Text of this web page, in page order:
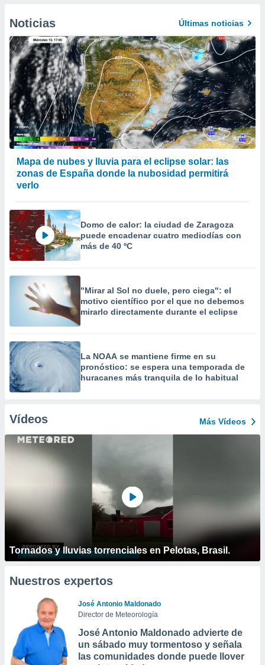
Noticias Últimas noticias
Mapa de nubes y lluvia para el eclipse solar: las
zonas de España donde la nubosidad permitirá
verlo
Domo de calor: la ciudad de Zaragoza
puede encadenar cuatro mediodías con
más de 40 ºC
"Mirar al Sol no duele, pero ciega": el
motivo científico por el que no debemos
mirarlo directamente durante el eclipse
La NOAA se mantiene firme en su
pronóstico: se espera una temporada de
huracanes más tranquila de lo habitual
Vídeos Más Vídeos
Tornados y lluvias torrenciales en Pelotas, Brasil.
Nuestros expertos
José Antonio Maldonado
Director de Meteorología
José Antonio Maldonado advierte de
un sábado muy tormentoso y señala
las comunidades donde puede llover